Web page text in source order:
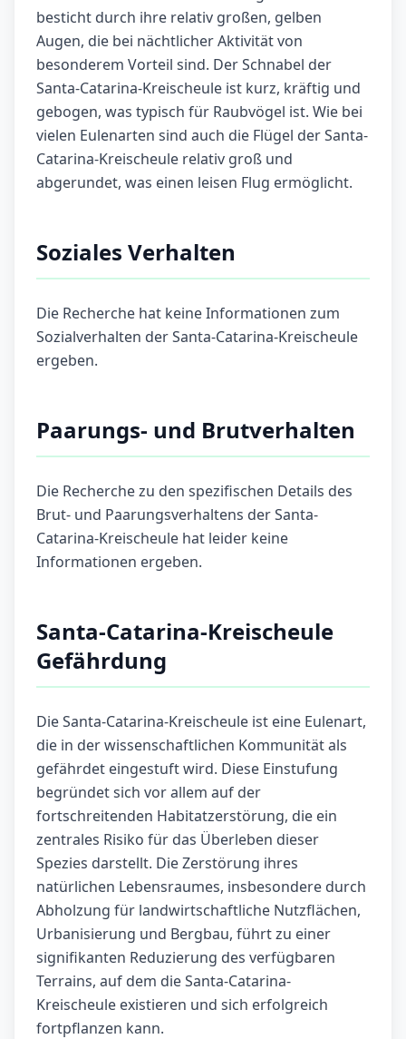
besticht durch ihre relativ großen, gelben
Augen, die bei nächtlicher Aktivität von
besonderem Vorteil sind. Der Schnabel der
Santa-Catarina-Kreischeule ist kurz, kräftig und
gebogen, was typisch für Raubvögel ist. Wie bei
vielen Eulenarten sind auch die Flügel der Santa-
Catarina-Kreischeule relativ groß und
abgerundet, was einen leisen Flug ermöglicht.
Soziales Verhalten
Die Recherche hat keine Informationen zum
Sozialverhalten der Santa-Catarina-Kreischeule
ergeben.
Paarungs- und Brutverhalten
Die Recherche zu den spezifischen Details des
Brut- und Paarungsverhaltens der Santa-
Catarina-Kreischeule hat leider keine
Informationen ergeben.
Santa-Catarina-Kreischeule
Gefährdung
Die Santa-Catarina-Kreischeule ist eine Eulenart,
die in der wissenschaftlichen Kommunität als
gefährdet eingestuft wird. Diese Einstufung
begründet sich vor allem auf der
fortschreitenden Habitatzerstörung, die ein
zentrales Risiko für das Überleben dieser
Spezies darstellt. Die Zerstörung ihres
natürlichen Lebensraumes, insbesondere durch
Abholzung für landwirtschaftliche Nutzflächen,
Urbanisierung und Bergbau, führt zu einer
signifikanten Reduzierung des verfügbaren
Terrains, auf dem die Santa-Catarina-
Kreischeule existieren und sich erfolgreich
fortpflanzen kann.